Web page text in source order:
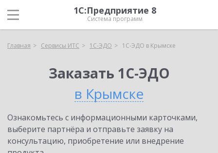
1С:Предприятие 8
Система программ
Главная Сервисы ИТС 1С-ЭДО 1С-ЭДО в Крымске
Заказать 1С-ЭДО
в Крымске
Ознакомьтесь с информационными карточками,
выберите партнёра и отправьте заявку на
консультацию, приобретение или внедрение